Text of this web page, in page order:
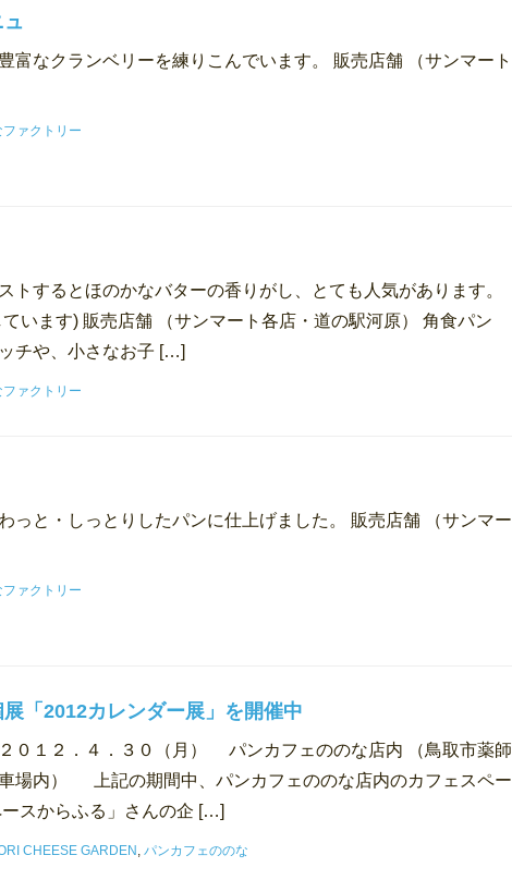
富なクランベリーを練りこんでいます。 販売店舗 （サンマート
ァクトリー
トするとほのかなバターの香りがし、とても人気があります。
います) 販売店舗 （サンマート各店・道の駅河原） 角食パン
チや、小さなお子 […]
ァクトリー
っと・しっとりしたパンに仕上げました。 販売店舗 （サンマー
ァクトリー
「2012カレンダー展」を開催中
０１２．４．３０（月） パンカフェののな店内 （鳥取市薬師
場内） 上記の期間中、パンカフェののな店内のカフェスペー
スからふる」さんの企 […]
CHEESE GARDEN パンカフェののな